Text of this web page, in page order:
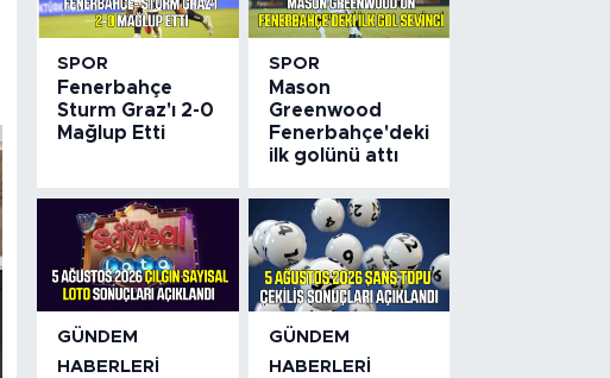
SPOR
Fenerbahçe
Sturm Graz'ı 2-0
Mağlup Etti
SPOR
Mason
Greenwood
Fenerbahçe'deki
ilk golünü attı
GÜNDEM
HABERLERI
GÜNDEM
HABERLERI